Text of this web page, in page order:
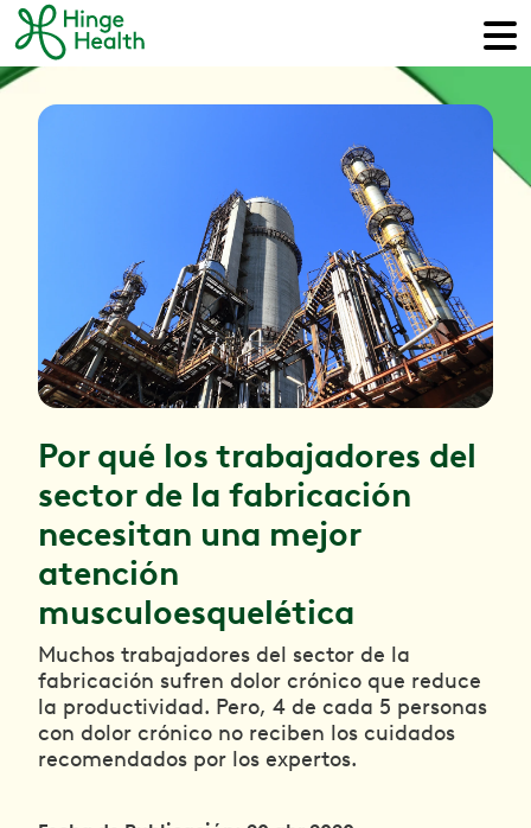
Por qué los trabajadores del
sector de la fabricación
necesitan una mejor
atención
musculoesquelética
Muchos trabajadores del sector de la
fabricación sufren dolor crónico que reduce
la productividad. Pero, 4 de cada 5 personas
con dolor crónico no reciben los cuidados
recomendados por los expertos.